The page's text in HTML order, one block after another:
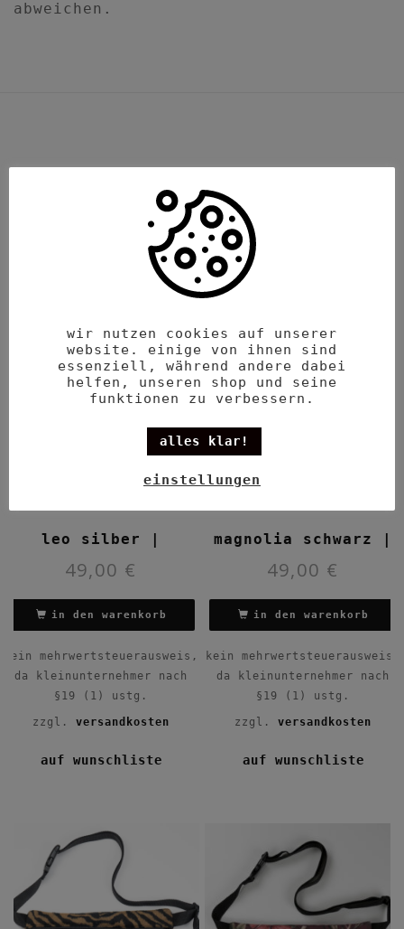
abweichen.
ähnliche produkte
leo silber |
49,00 €
in den warenkorb
kein mehrwertsteuerausweis,
da kleinunternehmer nach
§19 (1) ustg.
zzgl. versandkosten
auf wunschliste
magnolia schwarz |
49,00 €
in den warenkorb
kein mehrwertsteuerausweis,
da kleinunternehmer nach
§19 (1) ustg.
zzgl. versandkosten
auf wunschliste
wir nutzen cookies auf unserer
website. einige von ihnen sind
essenziell, während andere dabei
helfen, unseren shop und seine
funktionen zu verbessern.
alles klar!
einstellungen